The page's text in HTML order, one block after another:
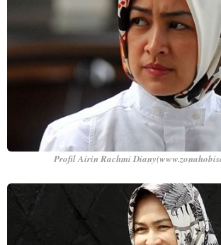
Profil Airin Rachmi